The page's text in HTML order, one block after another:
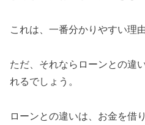
これは、一番分かりやすい理由
ただ、それならローンとの違
れるでしょう。
ローンとの違いは、お金を借